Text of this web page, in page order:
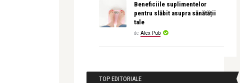
Beneficiile suplimentelor
pentru slăbit asupra sănătății
tale
de Alex Pub
TOP EDITORIALE